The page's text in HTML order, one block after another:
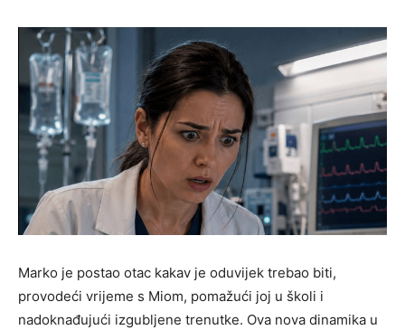
Marko je postao otac kakav je oduvijek trebao biti,
provodeći vrijeme s Miom, pomažući joj u školi i
nadoknađujući izgubljene trenutke. Ova nova dinamika u